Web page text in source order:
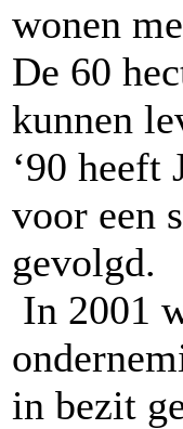
wonen
De 60
kunnen
‘90 heeft
voor een
gevolgd.
In 2001
in bezit